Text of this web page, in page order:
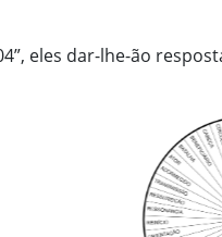
eles dar-lhe-ão